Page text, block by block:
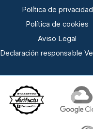
Política de privacidad
Política de cookies
Aviso Legal
Declaración responsable